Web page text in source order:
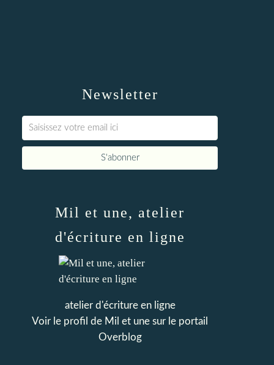
Newsletter
Mil et une, atelier
d'écriture en ligne
atelier d'écriture en ligne
Voir le profil de Mil et une sur le portail
Overblog